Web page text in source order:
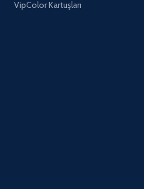
VipColor Kartuşları